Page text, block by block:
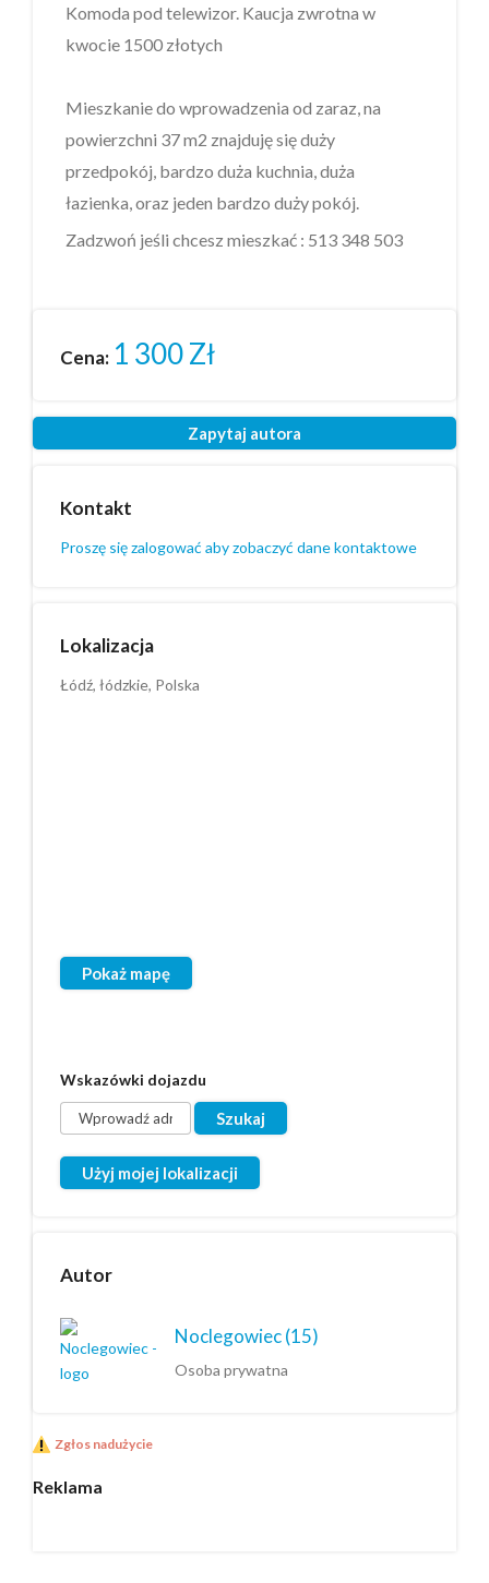
Komoda pod telewizor. Kaucja zwrotna w
kwocie 1500 złotych
Mieszkanie do wprowadzenia od zaraz, na
powierzchni 37 m2 znajduję się duży
przedpokój, bardzo duża kuchnia, duża
łazienka, oraz jeden bardzo duży pokój.
Zadzwoń jeśli chcesz mieszkać : 513 348 503
Cena: 1 300Zł
Zapytaj autora
Kontakt
Proszę się zalogować aby zobaczyć dane kontaktowe
Lokalizacja
Łódź, łódzkie, Polska
Pokaż mapę
Wskazówki dojazdu
Użyj mojej lokalizacji
Autor
Noclegowiec(15)
Osoba prywatna
Zgłos nadużycie
Reklama